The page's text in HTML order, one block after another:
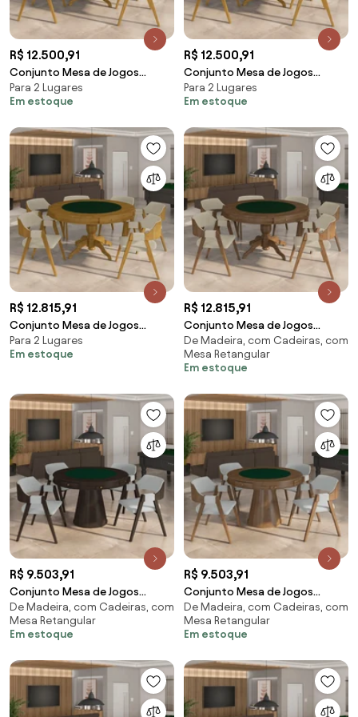
R$ 12.500,91
Conjunto Mesa de Jogos
Carteado Bellagio Tampo
Reversível e 6 Cadeiras Madeira
Preto/Mel G42 - Gran Belo
Para 2 Lugares
Em estoque
R$ 12.500,91
Conjunto Mesa de Jogos
Carteado Bellagio Tampo
Reversível e 6 Cadeiras Madeira
Verde/Mel G42 - Gran Belo
Para 2 Lugares
Em estoque
R$ 12.815,91
Conjunto Mesa de Jogos
Carteado Bellagio Tampo
Reversível Verde e 6 Cadeiras
Belo
Para 2 Lugares
Em estoque
R$ 12.815,91
Conjunto Mesa de Jogos
Carteado Bellagio Tampo
Reversível Verde e 6 Cadeiras
Madeira Poker Base Estrela
Gran Belo
De Madeira, com Cadeiras, com
Mesa Retangular
Em estoque
R$ 9.503,91
Conjunto Mesa de Jogos
Carteado Bellagio Tampo
Reversível Verde e 4 Cadeiras
Madeira Poker Base Cone Linho
Belo
De Madeira, com Cadeiras, com
Mesa Retangular
Em estoque
R$ 9.503,91
Conjunto Mesa de Jogos
Carteado Bellagio Tampo
Reversível Verde e 4 Cadeiras
Madeira Poker Base Cone Linho
Belo
De Madeira, com Cadeiras, com
Mesa Retangular
Em estoque